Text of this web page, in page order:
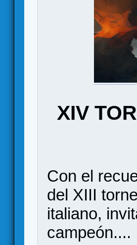
XIV
Con el
del XIII
italiano,
campeón....